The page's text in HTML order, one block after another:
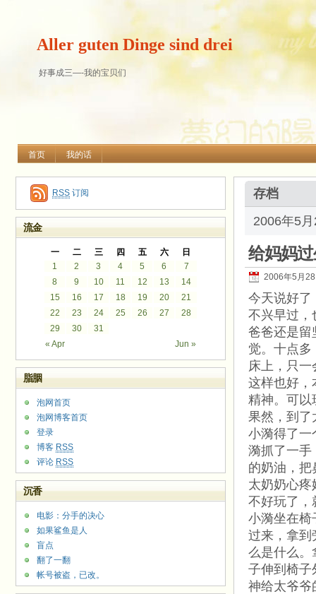
Aller guten Dinge sind drei
好事成三—-我的宝贝们
首页 我的话
存档
2006年5
给妈妈
2006年5月
今天说好了
不兴早过，
爸爸还是留
觉。十点
床上，只
这样也好，
精神。可以
果然，到了
小漪得了一
漪抓了一手
的奶油，
太奶奶心
不好玩了，
小漪坐在椅
过来，拿到
么是什么。
子伸到椅子
神给太爷爷
RSS 订阅
流金
一 二 三 四 五 六 日
« Apr Jun »
1 2 3 4 5 6
7
8
9 10 11 12 13
14
15
16 17 18 19 20
21
22
23 24 25 26 27
28
29
30 31
脂胭
泡网首页
泡网博客首页
登录
博客 RSS
评论 RSS
沉香
电影：分手的决心
如果鲨鱼是人
盲点
翻了一翻
帐号被盗，已改。